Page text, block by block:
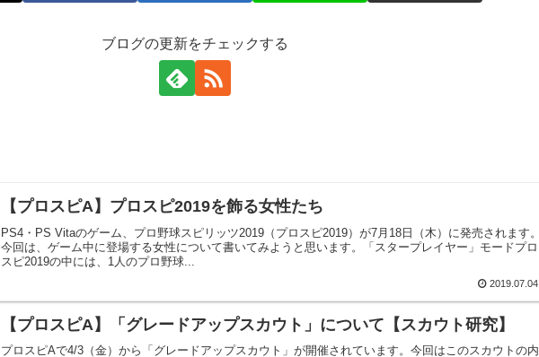
ブログの更新をチェックする
【プロスピA】プロスピ2019を飾る女性たち
PS4・PS Vitaのゲーム、プロ野球スピリッツ2019（プロスピ2019）が7月18日（木）に発売されます。
今回は、ゲーム中に登場する女性について書いてみようと思います。「スタープレイヤー」モードプロ
スピ2019の中には、1人のプロ野球...
2019.07.04
【プロスピA】「グレードアップスカウト」について【スカウト研究】
プロスピAで4/3（金）から「グレードアップスカウト」が開催されています。今回はこのスカウトの内